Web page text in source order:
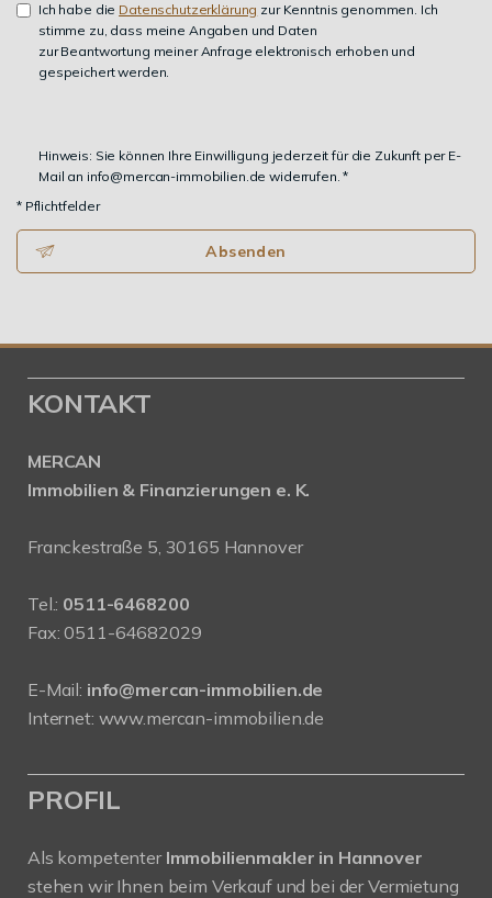
Ich habe die Datenschutzerklärung zur Kenntnis genommen. Ich
stimme zu, dass meine Angaben und Daten
zur Beantwortung meiner Anfrage elektronisch erhoben und
gespeichert werden.
Hinweis: Sie können Ihre Einwilligung jederzeit für die Zukunft per E-
Mail an info@mercan-immobilien.de widerrufen. *
* Pflichtfelder
Absenden
KONTAKT
MERCAN
Immobilien & Finanzierungen e. K.
Franckestraße 5, 30165 Hannover
Tel.: 0511-6468200
Fax: 0511-64682029
E-Mail: info@mercan-immobilien.de
Internet: www.mercan-immobilien.de
PROFIL
Als kompetenter Immobilienmakler in Hannover
stehen wir Ihnen beim Verkauf und bei der Vermietung